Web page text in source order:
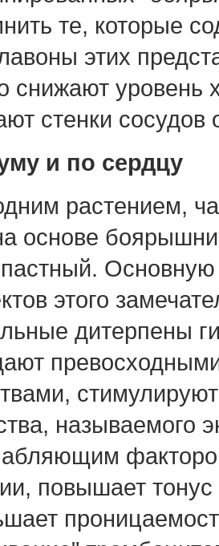
те, которые
этих
снижают уровень
стенки
и по сердцу
растением,
основе
этого
дитерпены
называемого
повышает